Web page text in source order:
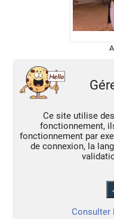
Ce site utilise
fonctionnement,
fonctionnement par
de connexion, la
Consulter